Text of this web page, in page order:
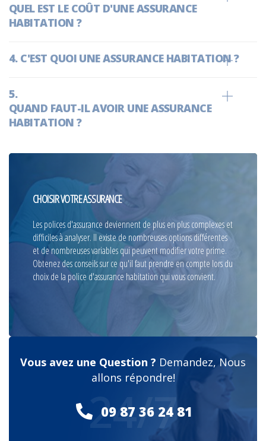
QUEL EST LE COÛT D'UNE ASSURANCE
HABITATION ?
C'EST QUOI UNE ASSURANCE HABITATION ?
QUAND FAUT-IL AVOIR UNE ASSURANCE
HABITATION ?
CHOISIR VOTRE ASSURANCE
Les polices d'assurance deviennent de plus en plus complexes et
difficiles à analyser. Il existe de nombreuses options différentes
et de nombreuses variables qui peuvent modifier votre prime.
Obtenez des conseils sur ce qu'il faut prendre en compte lors du
choix de la police d'assurance habitation qui vous convient.
Vous avez une Question ? Demandez, Nous
allons répondre!
09 87 36 24 81
24/7